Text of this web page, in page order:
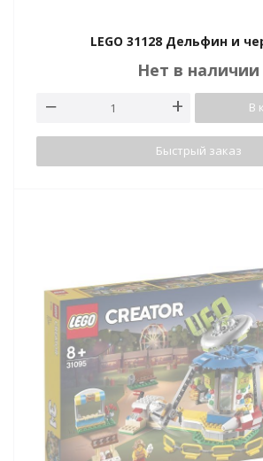
LEGO 31128 Дельфин и
Нет в наличии
В
Быстрый заказ